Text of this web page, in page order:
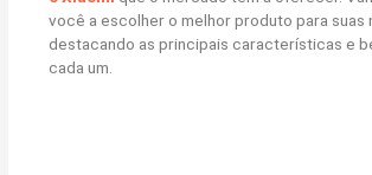
você a escolher o melhor produto para suas
destacando as principais características e
cada um.